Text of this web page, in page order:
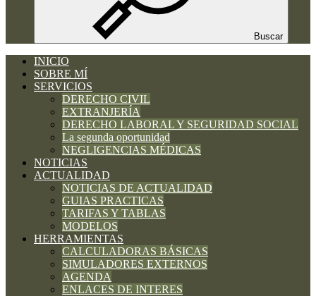
Buscar
INICIO
SOBRE MÍ
SERVICIOS
DERECHO CIVIL
EXTRANJERÍA
DERECHO LABORAL Y SEGURIDAD SOCIAL
La segunda oportunidad
NEGLIGENCIAS MÉDICAS
NOTICIAS
ACTUALIDAD
NOTICIAS DE ACTUALIDAD
GUIAS PRACTICAS
TARIFAS Y TABLAS
MODELOS
HERRAMIENTAS
CALCULADORAS BÁSICAS
SIMULADORES EXTERNOS
AGENDA
ENLACES DE INTERES